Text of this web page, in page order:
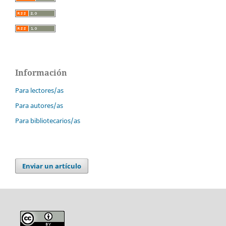
Información
Para lectores/as
Para autores/as
Para bibliotecarios/as
Enviar un artículo